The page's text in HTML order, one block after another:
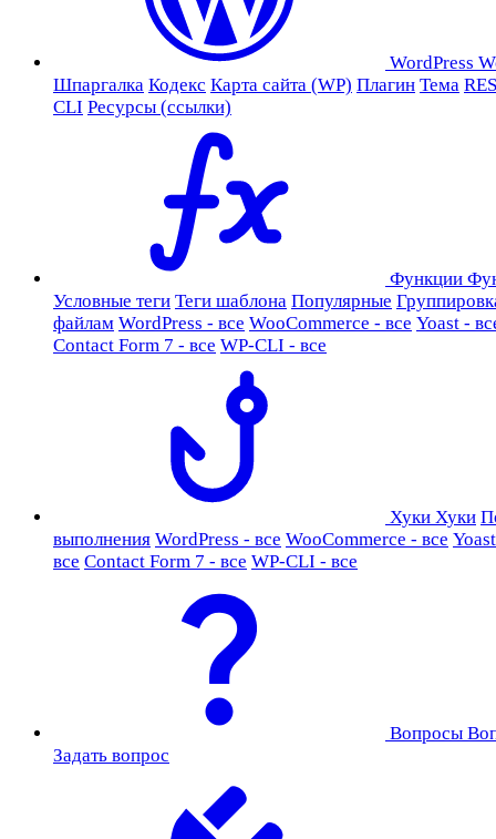
WordPress
Шпаргалка Кодекс Карта сайта (WP) Плагин Тема
CLI Ресурсы (ссылки)
Функции
Условные теги Теги шаблона Популярные
файлам WordPress - все WooCommerce - все Yoast -
Contact Form 7 - все WP-CLI - все
Хуки Хуки
выполнения WordPress - все WooCommerce - все
все Contact Form 7 - все WP-CLI - все
Вопросы
Задать вопрос